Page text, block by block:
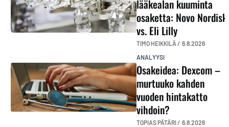
lääkealan kuuminta
osaketta: Novo Nordisk
vs. Eli Lilly
TIMO HEIKKILÄ / 6.8.2026
ANALYYSI
Osakeidea: Dexcom –
murtuuko kahden
vuoden hintakatto
vihdoin?
TOPIAS PÄTÄRI / 6.8.2026